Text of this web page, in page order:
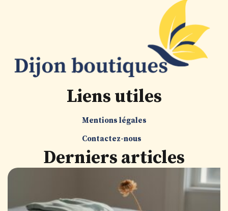
Liens utiles
Mentions légales
Contactez-nous
Derniers articles